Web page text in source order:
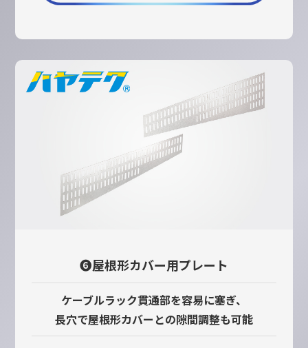
❻屋根形カバー用プレート
ケーブルラック貫通部を容易に塞ぎ、
長穴で屋根形カバーとの隙間調整も可能